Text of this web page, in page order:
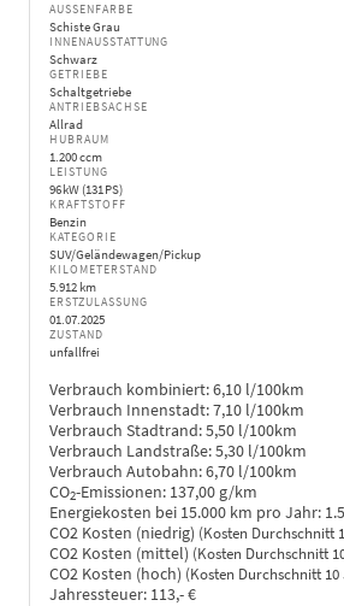
AUSSENFARBE
Schiste Grau
INNENAUSSTATTUNG
Schwarz
GETRIEBE
Schaltgetriebe
ANTRIEBSACHSE
Allrad
HUBRAUM
1.200 ccm
LEISTUNG
96 kW (131 PS)
KRAFTSTOFF
Benzin
KATEGORIE
SUV/Geländewagen/Pickup
KILOMETERSTAND
5.912 km
ERSTZULASSUNG
01.07.2025
ZUSTAND
unfallfrei
Verbrauch kombiniert:6,10 l/100km
Verbrauch Innenstadt:7,10 l/100km
Verbrauch Stadtrand:5,50 l/100km
Verbrauch Landstraße:5,30 l/100km
Verbrauch Autobahn:6,70 l/100km
CO2-Emissionen: 137,00 g/km
Energiekosten bei 15.000 km pro Jahr:
CO2 Kosten (niedrig) (Kosten Durchschnitt
CO2 Kosten (mittel) (Kosten Durchschnitt
CO2 Kosten (hoch) (Kosten Durchschnitt 10
Jahressteuer: 113,- €